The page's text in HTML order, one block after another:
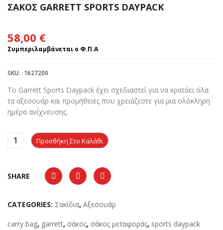
ΣΑΚΟΣ GARRETT SPORTS DAYPACK
58,00 €
Συμπεριλαμβάνεται ο Φ.Π.Α
SKU: 1627200
Το Garrett Sports Daypack έχει σχεδιαστεί για να κρατάει όλα
τα αξεσουάρ και προμήθειες που χρειάζεστε για μια ολόκληρη
ημέρα ανίχνευσης.
Προσθήκη Στο Καλάθι
SHARE
CATEGORIES: Σακίδια, Αξεσουάρ
carry bag, garrett, σάκος, σάκος μεταφοράς, sports daypack